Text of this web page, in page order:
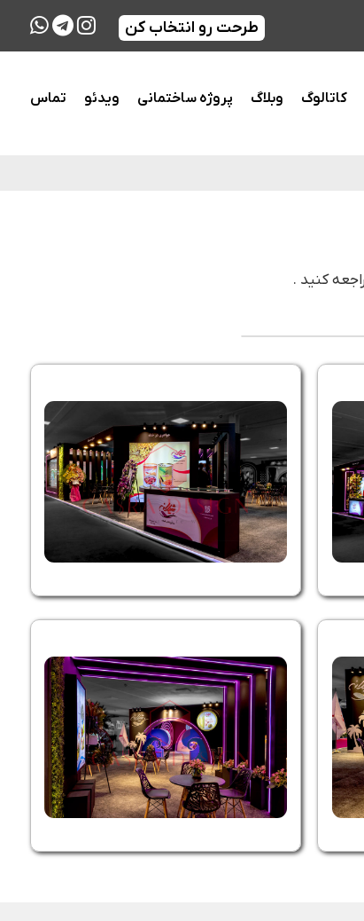
طرحت رو انتخاب کن
کاتالوگ وبلاگ پروژه ساختمانی ویدئو تماس
کنید .